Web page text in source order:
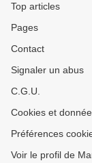
Top articles
Pages
Contact
Signaler un abus
C.G.U.
Cookies et
Préférences
Voir le profil de